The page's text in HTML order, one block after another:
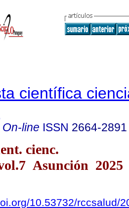
científica
line ISSN 2664-2891
cienc.
Asunción 2025
10.53732/rccsalud/